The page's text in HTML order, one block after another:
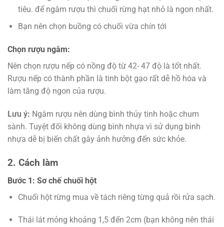
tiêu. để ngâm rượu thì chuối rừng hạt nhỏ là ngon nhất.
Bạn nên chọn buồng có chuối vừa chín tới
Chọn rượu ngâm:
Nên chọn rượu nếp có nồng độ từ 42- 47 độ là tốt nhất.
Rượu nếp có thành phần là tinh bột gạo rất dễ hồ hóa và
làm tăng độ ngon của rượu.
Lưu ý: Ngâm rượu nên dùng bình thủy tinh hoặc chum
sành. Tuyệt đối không dùng bình nhựa vì sử dụng bình
nhựa dễ bị biến chất gây ảnh hưởng đến sức khỏe.
2. Cách làm
Bước 1: Sơ chế chuối hột
Chuối hột rừng mua về tách riêng từng quả rồi rửa sạch.
Thái lát mỏng khoảng 1,5 đến 2cm (bạn không nên thái